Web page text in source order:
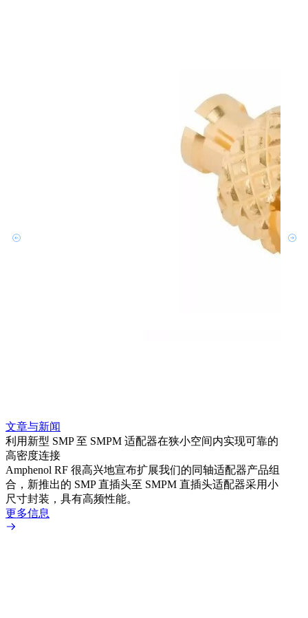
文章与新闻
利用新型 SMP 至 SMPM 适配器在狭小空间内实现可靠的
高密度连接
Amphenol RF 很高兴地宣布扩展我们的同轴适配器产品组
合，新推出的 SMP 直插头至 SMPM 直插头适配器采用小
尺寸封装，具有高频性能。
更多信息